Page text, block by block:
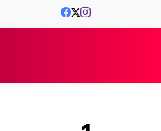
en la agenda de